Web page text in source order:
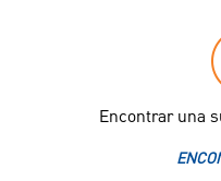
Encontrar una